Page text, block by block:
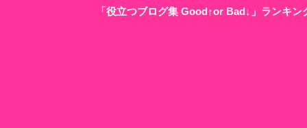
「役立つブログ集 Good↑or Bad↓」ランキ